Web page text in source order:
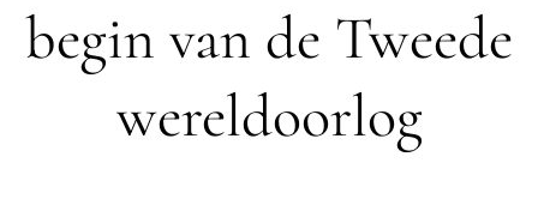
begin van de Tweede
wereldoorlog